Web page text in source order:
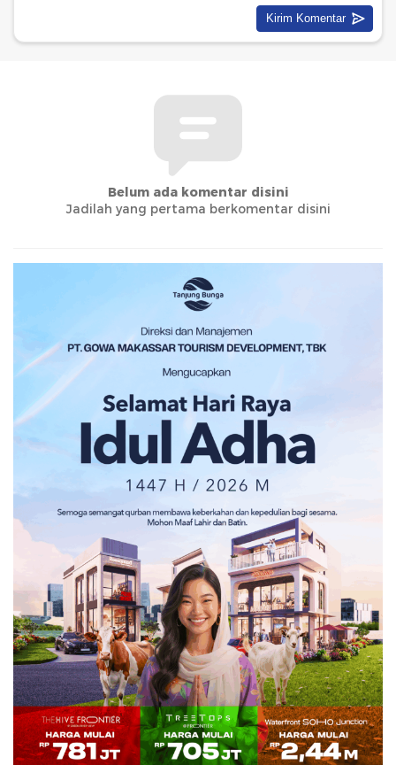
Belum ada komentar disini
Jadilah yang pertama berkomentar disini